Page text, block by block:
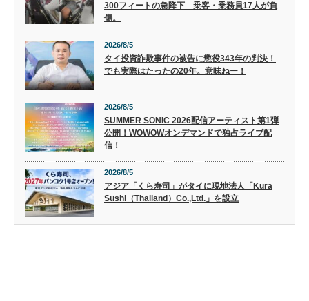
300フィートの急降下 乗客・乗務員17人が負
傷。
2026/8/5
タイ投資詐欺事件の被告に懲役343年の判決！
でも実際はたったの20年。意味ねー！
2026/8/5
SUMMER SONIC 2026配信アーティスト第1弾
公開！WOWOWオンデマンドで独占ライブ配
信！
2026/8/5
アジア「くら寿司」がタイに現地法人「Kura
Sushi（Thailand）Co.,Ltd.」を設立